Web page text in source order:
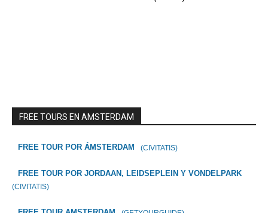
FREE TOURS EN AMSTERDAM
FREE TOUR POR ÁMSTERDAM (CIVITATIS)
FREE TOUR POR JORDAAN, LEIDSEPLEIN Y VONDELPARK
(CIVITATIS)